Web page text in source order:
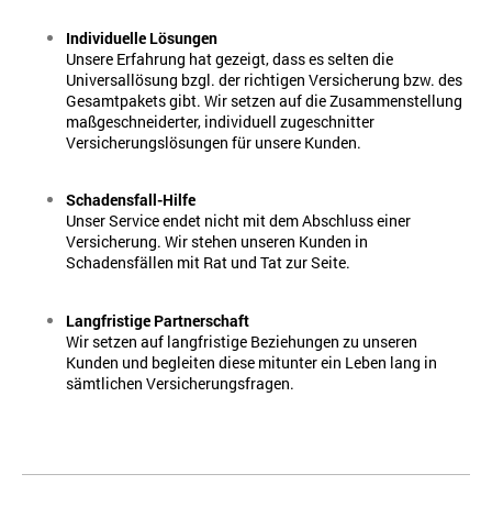
Individuelle Lösungen
Unsere Erfahrung hat gezeigt, dass es selten die
Universallösung bzgl. der richtigen Versicherung bzw. des
Gesamtpakets gibt. Wir setzen auf die Zusammenstellung
maßgeschneiderter, individuell zugeschnitter
Versicherungslösungen für unsere Kunden.
Schadensfall-Hilfe
Unser Service endet nicht mit dem Abschluss einer
Versicherung. Wir stehen unseren Kunden in
Schadensfällen mit Rat und Tat zur Seite.
Langfristige Partnerschaft
Wir setzen auf langfristige Beziehungen zu unseren
Kunden und begleiten diese mitunter ein Leben lang in
sämtlichen Versicherungsfragen.